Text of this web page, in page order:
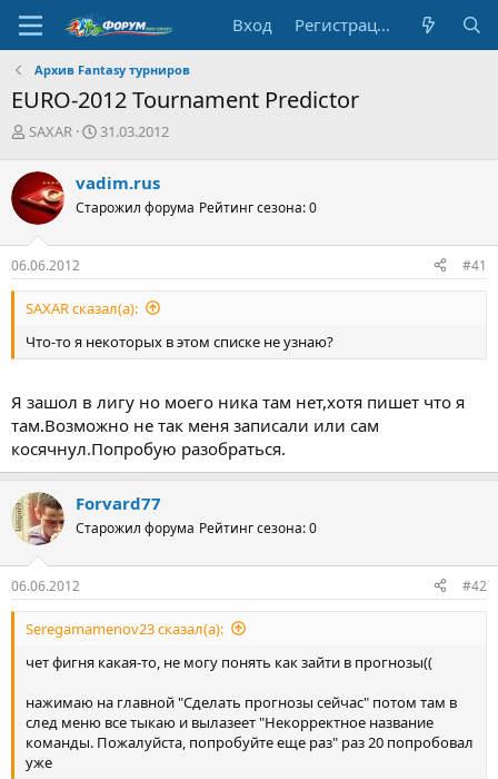
Вход Регистрация
Архив Fantasy турниров
EURO-2012 Tournament Predictor
А
т
о
р
т
е
м
ы
SAXAR
Д
а
н
ч
л
а
31.03.2012
vadim.rus
Старожил форума Рейтинг сезона: 0
06.06.2012 #41
SAXAR сказал(а):
Что-то я некоторых в этом списке не узнаю?
Я зашол в лигу но моего ника там нет,хотя пишет что я
там.Возможно не так меня записали или сам
косячнул.Попробую разобраться.
Forvard77
Старожил форума Рейтинг сезона: 0
06.06.2012 #42
Seregamamenov23 сказал(а):
чет фигня какая-то, не могу понять как зайти в прогнозы((
нажимаю на главной "Сделать прогнозы сейчас" потом там в
след меню все тыкаю и вылазеет "Некорректное название
команды. Пожалуйста, попробуйте еще раз" раз 20 попробовал
уже